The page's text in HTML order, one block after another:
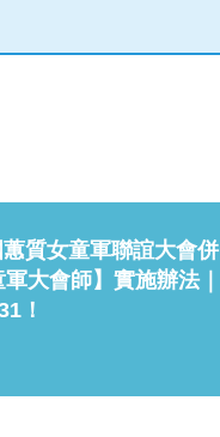
蕙質女童軍聯誼大會併
大會師】實施辦法｜
！